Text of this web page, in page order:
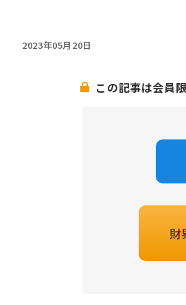
2023年05月20日
この記事は会員限
財